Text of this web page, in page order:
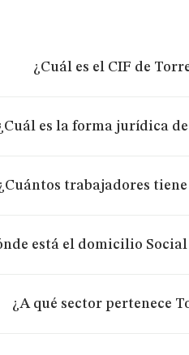
¿Cuál es el CIF de
es la forma jurídica
trabajadores
está el domicilio
¿A qué sector pertenece